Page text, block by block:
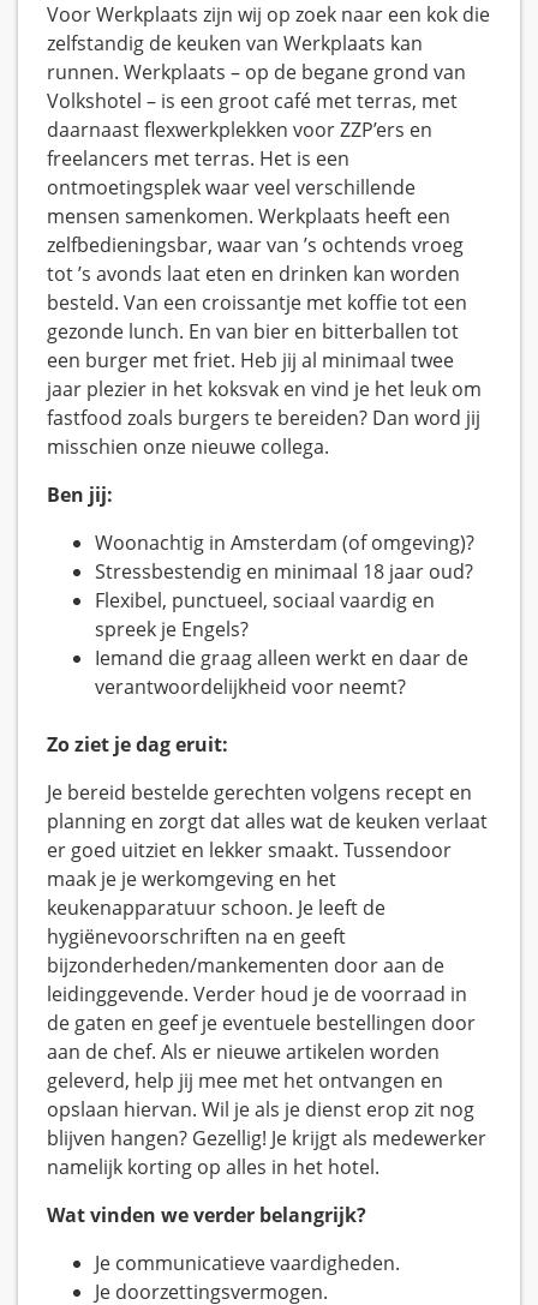
Voor Werkplaats zijn wij op zoek naar een kok die
zelfstandig de keuken van Werkplaats kan
runnen. Werkplaats – op de begane grond van
Volkshotel – is een groot café met terras, met
daarnaast flexwerkplekken voor ZZP’ers en
freelancers met terras. Het is een
ontmoetingsplek waar veel verschillende
mensen samenkomen. Werkplaats heeft een
zelfbedieningsbar, waar van ’s ochtends vroeg
tot ’s avonds laat eten en drinken kan worden
besteld. Van een croissantje met koffie tot een
gezonde lunch. En van bier en bitterballen tot
een burger met friet. Heb jij al minimaal twee
jaar plezier in het koksvak en vind je het leuk om
fastfood zoals burgers te bereiden? Dan word jij
misschien onze nieuwe collega.
Ben jij:
Woonachtig in Amsterdam (of omgeving)?
Stressbestendig en minimaal 18 jaar oud?
Flexibel, punctueel, sociaal vaardig en
spreek je Engels?
Iemand die graag alleen werkt en daar de
verantwoordelijkheid voor neemt?
Zo ziet je dag eruit:
Je bereid bestelde gerechten volgens recept en
planning en zorgt dat alles wat de keuken verlaat
er goed uitziet en lekker smaakt. Tussendoor
maak je je werkomgeving en het
keukenapparatuur schoon. Je leeft de
hygiënevoorschriften na en geeft
bijzonderheden/mankementen door aan de
leidinggevende. Verder houd je de voorraad in
de gaten en geef je eventuele bestellingen door
aan de chef. Als er nieuwe artikelen worden
geleverd, help jij mee met het ontvangen en
opslaan hiervan. Wil je als je dienst erop zit nog
blijven hangen? Gezellig! Je krijgt als medewerker
namelijk korting op alles in het hotel.
Wat vinden we verder belangrijk?
Je communicatieve vaardigheden.
Je doorzettingsvermogen.